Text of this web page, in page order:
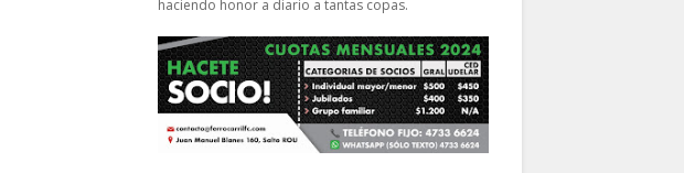
haciendo honor a diario a tantas copas.